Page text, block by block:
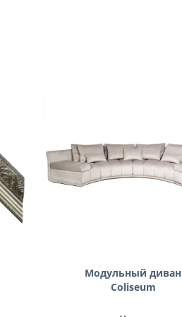
Модульный диван
Coliseum